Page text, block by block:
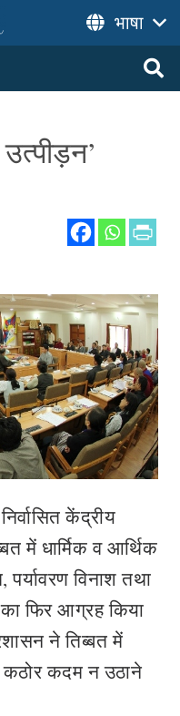
भाषा
केंद्रीय
में धार्मिक व आर्थिक
विनाश तथा
फिर आग्रह किया
ने तिब्बत में
कठोर कदम न उठाने